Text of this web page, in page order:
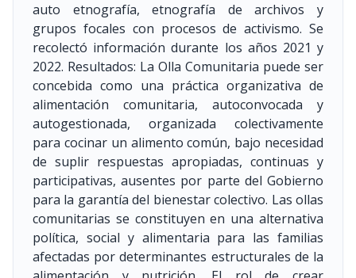
auto etnografía, etnografía de archivos y
grupos focales con procesos de activismo. Se
recolectó información durante los años 2021 y
2022. Resultados: La Olla Comunitaria puede ser
concebida como una práctica organizativa de
alimentación comunitaria, autoconvocada y
autogestionada, organizada colectivamente
para cocinar un alimento común, bajo necesidad
de suplir respuestas apropiadas, continuas y
participativas, ausentes por parte del Gobierno
para la garantía del bienestar colectivo. Las ollas
comunitarias se constituyen en una alternativa
política, social y alimentaria para las familias
afectadas por determinantes estructurales de la